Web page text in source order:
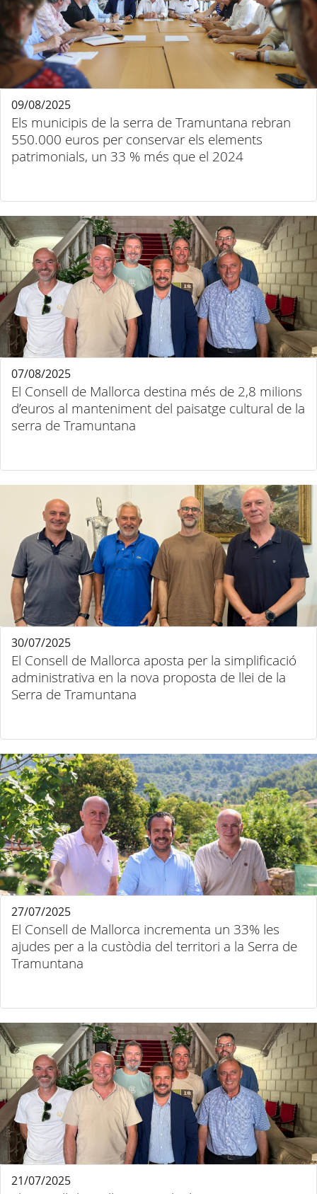
Els municipis de la serra de Tramuntana rebran
550.000 euros per conservar els elements
patrimonials, un 33 % més que el 2024
09/08/2025
El Consell de Mallorca destina més de 2,8 milions
d’euros al manteniment del paisatge cultural de la
serra de Tramuntana
07/08/2025
El Consell de Mallorca aposta per la simplificació
administrativa en la nova proposta de llei de la
Serra de Tramuntana
30/07/2025
El Consell de Mallorca incrementa un 33% les
ajudes per a la custòdia del territori a la Serra de
Tramuntana
27/07/2025
21/07/2025